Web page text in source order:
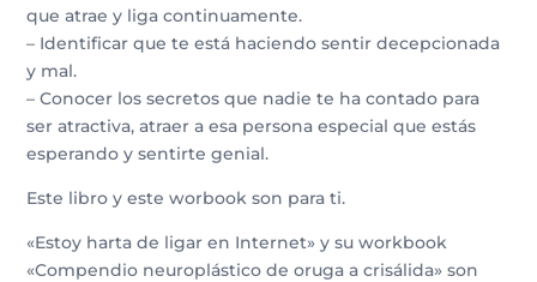
que atrae y liga continuamente.
– Identificar que te está haciendo sentir decepcionada
y mal.
– Conocer los secretos que nadie te ha contado para
ser atractiva, atraer a esa persona especial que estás
esperando y sentirte genial.
Este libro y este worbook son para ti.
«Estoy harta de ligar en Internet» y su workbook
«Compendio neuroplástico de oruga a crisálida» son